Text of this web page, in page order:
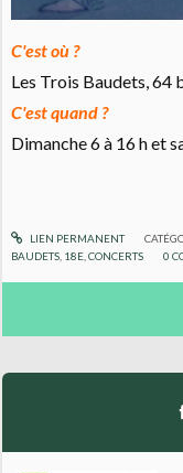
C'est où ?
Les Trois Baudets, 64
C'est quand ?
Dimanche 6 à 16 h et
LIEN PERMANENT
BAUDETS 18E ,CONCERTS 0